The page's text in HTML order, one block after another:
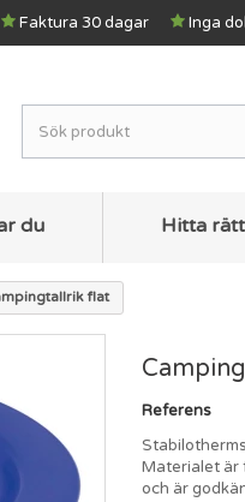
Faktura 30 dagar Inga
du Hitta
flat
Referens
Materialet är
och är